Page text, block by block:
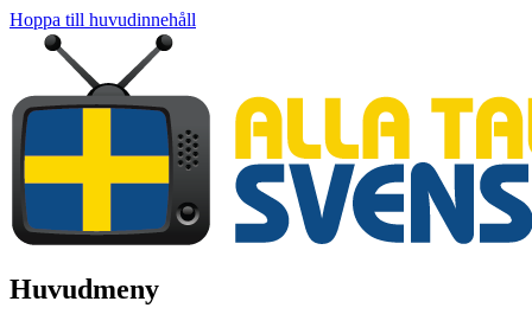
Hoppa till huvudinnehåll
Huvudmeny